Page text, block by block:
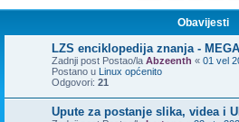
Obavijesti
LZS enciklopedija znanja -
Zadnji post Postao/la Abzeenth « 01 vel
Postano u Linux općenito
Odgovori: 21
Upute za postanje slika, videa i